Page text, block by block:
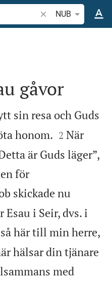
Sök bibelvers eller
NUB
gåvor
sin resa och Guds
honom. 

2 När
är Guds läger”,
för
skickade nu
i Seir, dvs. i
så här till min herre,
hälsar din tjänare
med